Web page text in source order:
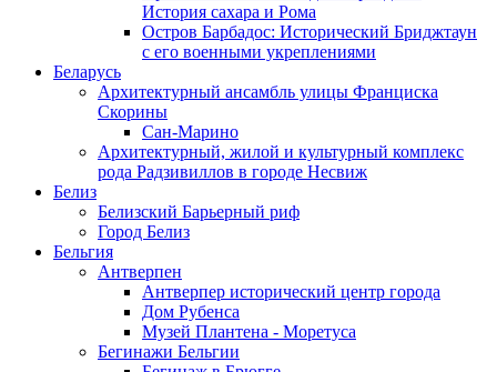
История сахара и Рома
Остров Барбадос: Исторический Бриджтаун
с его военными укреплениями
Беларусь
Архитектурный ансамбль улицы Франциска
Скорины
Сан-Марино
Архитектурный, жилой и культурный комплекс
рода Радзивиллов в городе Несвиж
Белиз
Белизский Барьерный риф
Город Белиз
Бельгия
Антверпен
Антверпер исторический центр города
Дом Рубенса
Музей Плантена - Моретуса
Бегинажи Бельгии